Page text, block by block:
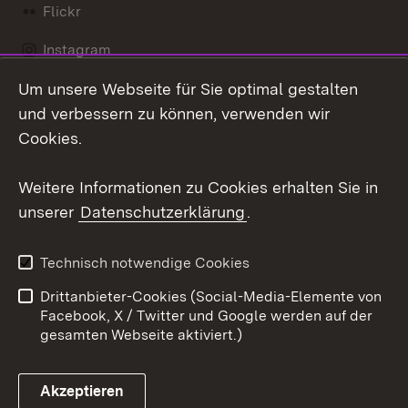
Flickr
Instagram
Social Wall
Link zum Landesportal
Barrierefreiheit
Benutzungshinweise
Impressum
Cookies
Um unsere Webseite für Sie optimal gestalten
und verbessern zu können, verwenden wir
Cookies.
Weitere Informationen zu Cookies erhalten Sie in
unserer Datenschutzerklärung.
Technisch notwendige Cookies
Drittanbieter-Cookies (Social-Media-Elemente von
Facebook, X / Twitter und Google werden auf der
gesamten Webseite aktiviert.)
Akzeptieren